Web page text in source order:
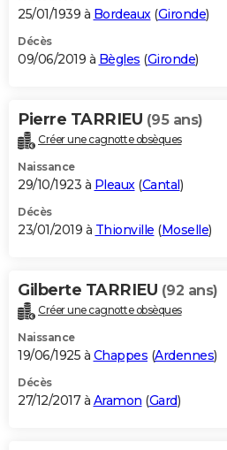
25/01/1939 à Bordeaux(Gironde)
Décès
09/06/2019 à Bègles (Gironde)
Pierre TARRIEU (95 ans)
Créer une cagnotte obsèques
Naissance
29/10/1923 à Pleaux(Cantal)
Décès
23/01/2019 à Thionville (Moselle)
Gilberte TARRIEU (92 ans)
Créer une cagnotte obsèques
Naissance
19/06/1925 à Chappes (Ardennes)
Décès
27/12/2017 à Aramon (Gard)